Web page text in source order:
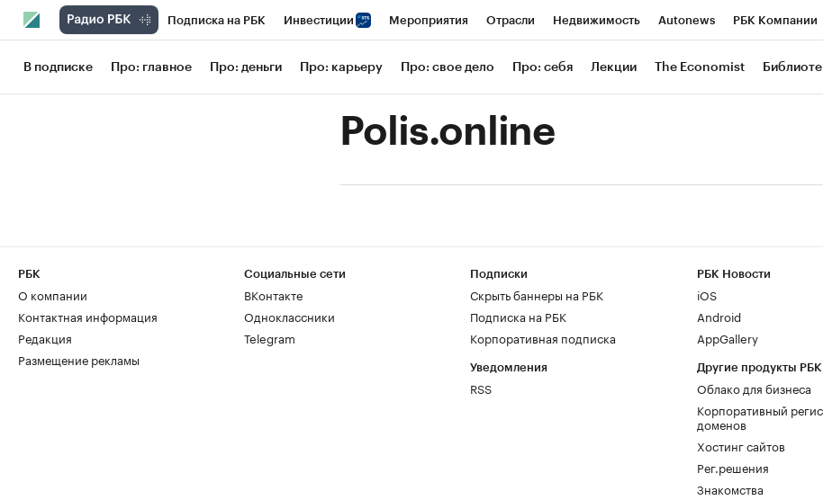
Подписка на РБК Инвестиции Мероприятия Отрасли Недвижимость Autonews РБК Компании
РБК Вино Школа управления РБК РБК Образование РБК Курсы РБК Life Тренды
Франшизы Газета Спецпроекты СПб
Политика Экономика Бизнес Технологии и медиа Финансы Рынок
В подписке Про: главное Про: деньги Про: карьеру Про: свое дело Про: себя Лекции The Economist
Polis.online
РБК
О компании
Контактная информация
Редакция
Размещение рекламы
Социальные сети
ВКонтакте
Одноклассники
Telegram
Подписки
Скрыть баннеры на РБК
Подписка на РБК
Корпоративная подписка
Уведомления
RSS
РБК Новости
iOS
Android
AppGallery
Другие продукты РБК
Облако для бизнеса
Корпоративный
доменов
Хостинг сайтов
Рег.решения
Знакомства